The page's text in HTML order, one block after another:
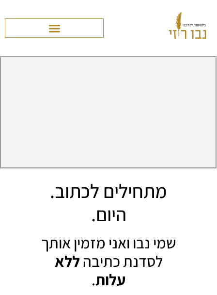
מתחילים לכתוב.
היום.
שמי נבו ואני מזמין אותך
לסדנת כתיבהללא
עלות.